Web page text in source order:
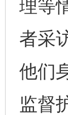
理等
者采
他们
监督